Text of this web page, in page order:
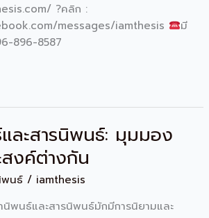
?คลิก :
messages/iamthesis
มี
896-8587
ละสารนิพนธ์: มุมมอง
สงค์ต่างกัน
พนธ์ / iamthesis
นิพนธ์และสารนิพนธ์มักมีการนิยามและ